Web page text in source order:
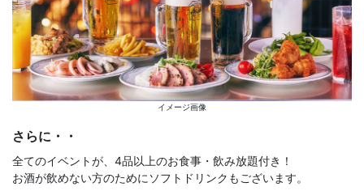
イメージ画像
さらに・・
全てのイベントが、4品以上のお食事・飲み放題付き！
お酒が飲めない方のためにソフトドリンクもございます。